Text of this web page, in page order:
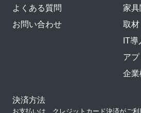
よくある質問
お問い合わせ
家具
取
IT
ア
企
決済方法
お支払いは、クレジットカード決済がご